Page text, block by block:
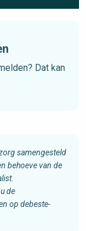
Dat kan
samengesteld
behoeve van de
de
op debeste-